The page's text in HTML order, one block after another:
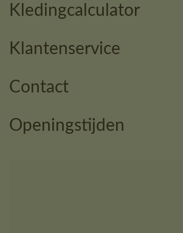
Kledingcalculator
Klantenservice
Contact
Openingstijden